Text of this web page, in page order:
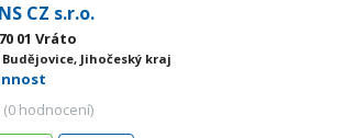
CZ s.r.o.
01 Vráto
Budějovice, Jihočeský kraj
(0 hodnocení)